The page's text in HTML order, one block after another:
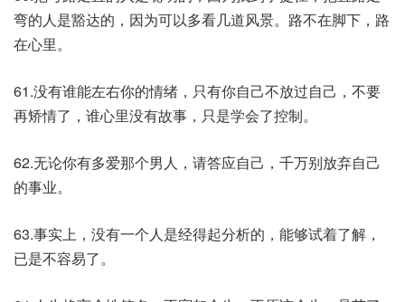
弯的人是豁达的，因为可以多看几道风景。路不在脚下，路
在心里。
61.没有谁能左右你的情绪，只有你自己不放过自己，不要
再矫情了，谁心里没有故事，只是学会了控制。
62.无论你有多爱那个男人，请答应自己，千万别放弃自己
的事业。
63.事实上，没有一个人是经得起分析的，能够试着了解，
已是不容易了。